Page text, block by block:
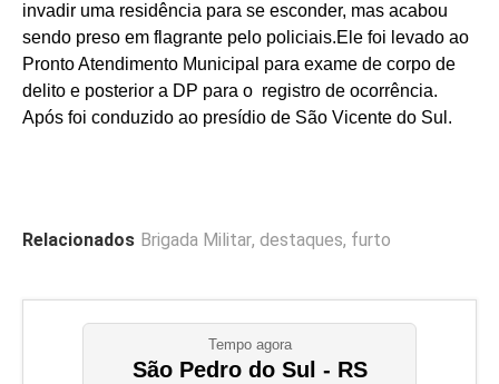
invadir uma residência para se esconder, mas acabou
sendo preso em flagrante pelo policiais.Ele foi levado ao
Pronto Atendimento Municipal para exame de corpo de
delito e posterior a DP para o registro de ocorrência.
Após foi conduzido ao presídio de São Vicente do Sul.
Relacionados Brigada Militar, destaques, furto
Tempo agora
São Pedro do Sul - RS